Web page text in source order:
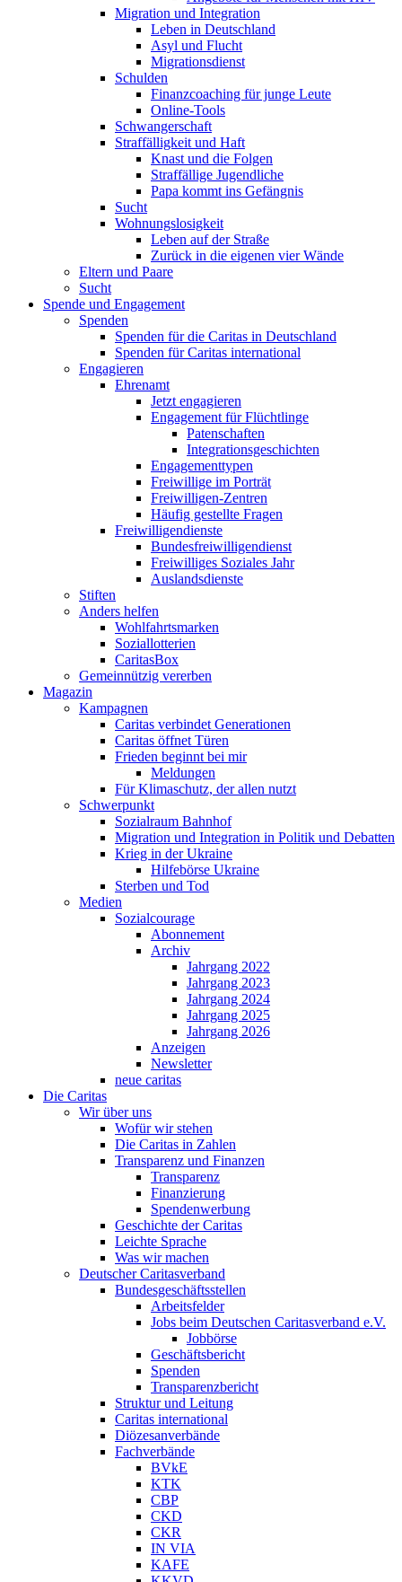
Migration und Integration
Leben in Deutschland
Asyl und Flucht
Migrationsdienst
Schulden
Finanzcoaching für junge Leute
Online-Tools
Schwangerschaft
Straffälligkeit und Haft
Knast und die Folgen
Straffällige Jugendliche
Papa kommt ins Gefängnis
Sucht
Wohnungslosigkeit
Leben auf der Straße
Zurück in die eigenen vier Wände
Eltern und Paare
Sucht
Spende und Engagement
Spenden
Spenden für die Caritas in Deutschland
Spenden für Caritas international
Engagieren
Ehrenamt
Jetzt engagieren
Engagement für Flüchtlinge
Patenschaften
Integrationsgeschichten
Engagementtypen
Freiwillige im Porträt
Freiwilligen-Zentren
Häufig gestellte Fragen
Freiwilligendienste
Bundesfreiwilligendienst
Freiwilliges Soziales Jahr
Auslandsdienste
Stiften
Anders helfen
Wohlfahrtsmarken
Soziallotterien
CaritasBox
Gemeinnützig vererben
Magazin
Kampagnen
Caritas verbindet Generationen
Caritas öffnet Türen
Frieden beginnt bei mir
Meldungen
Für Klimaschutz, der allen nutzt
Schwerpunkt
Sozialraum Bahnhof
Migration und Integration in Politik und Debatten
Krieg in der Ukraine
Hilfebörse Ukraine
Sterben und Tod
Medien
Sozialcourage
Abonnement
Archiv
Jahrgang 2022
Jahrgang 2023
Jahrgang 2024
Jahrgang 2025
Jahrgang 2026
Anzeigen
Newsletter
neue caritas
Die Caritas
Wir über uns
Wofür wir stehen
Die Caritas in Zahlen
Transparenz und Finanzen
Transparenz
Finanzierung
Spendenwerbung
Geschichte der Caritas
Leichte Sprache
Was wir machen
Deutscher Caritasverband
Bundesgeschäftsstellen
Arbeitsfelder
Jobs beim Deutschen Caritasverband e.V.
Jobbörse
Geschäftsbericht
Spenden
Transparenzbericht
Struktur und Leitung
Caritas international
Diözesanverbände
Fachverbände
BVkE
KTK
CBP
CKD
CKR
IN VIA
KAFE